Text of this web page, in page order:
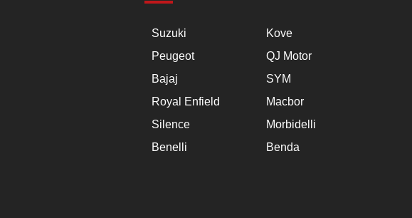
Suzuki
Peugeot
Bajaj
Royal Enfield
Silence
Benelli
Kove
QJ Motor
SYM
Macbor
Morbidelli
Benda